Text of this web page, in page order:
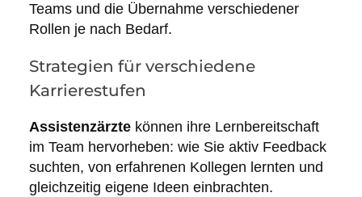
Teams und die Übernahme verschiedener
Rollen je nach Bedarf.
Strategien für verschiedene
Karrierestufen
Assistenzärztekönnen ihre Lernbereitschaft
im Team hervorheben: wie Sie aktiv Feedback
suchten, von erfahrenen Kollegen lernten und
gleichzeitig eigene Ideen einbrachten.